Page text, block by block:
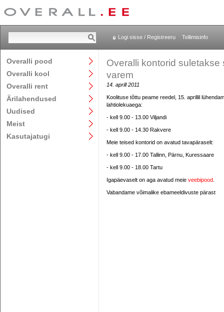
Logi sisse / Registreeru Tellimisinfo
Overalli pood
Overalli kool
Overalli rent
Ärilahendused
Uudised
Meist
Kasutajatugi
Overalli kontorid
varem
14. aprill 2011
Koolituse tõttu peame reedel, 15. aprillil
lahtiolekuaega:
- kell 9.00 - 13.00 Viljandi
- kell 9.00 - 14.30 Rakvere
Meie teised kontorid on avatud tavapäraselt:
- kell 9.00 - 17.00 Tallinn, Pärnu, Kuressaare
- kell 9.00 - 18.00 Tartu
Igapäevaselt on aga avatud meie veebipood
Vabandame võimalike ebameeldivuste pärast